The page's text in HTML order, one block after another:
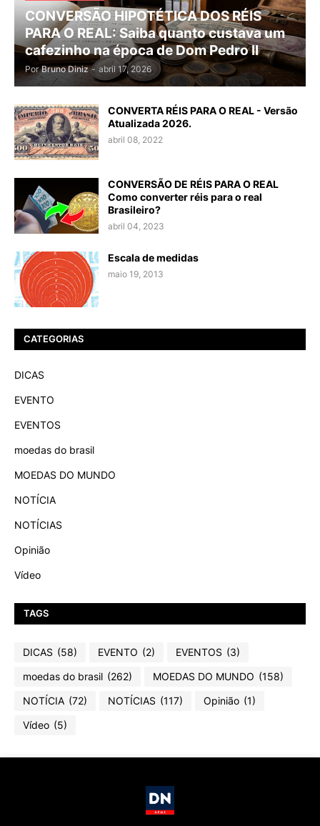
CONVERSÃO HIPOTÉTICA DOS RÉIS
PARA O REAL: Saiba quanto custava um
cafezinho na época de Dom Pedro II
Por Bruno Diniz - abril 17, 2026
CONVERTA RÉIS PARA O REAL - Versão
Atualizada 2026.
abril 08, 2022
CONVERSÃO DE RÉIS PARA O REAL
Como converter réis para o real
Brasileiro?
abril 04, 2023
Escala de medidas
maio 19, 2013
CATEGORIAS
DICAS
EVENTO
EVENTOS
moedas do brasil
MOEDAS DO MUNDO
NOTÍCIA
NOTÍCIAS
Opinião
Vídeo
TAGS
DICAS (58) EVENTO (2) EVENTOS (3)
moedas do brasil (262) MOEDAS DO MUNDO (158)
NOTÍCIA (72) NOTÍCIAS (117) Opinião (1)
Vídeo (5)